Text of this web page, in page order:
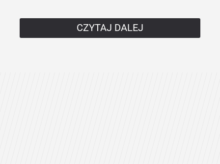
CZYTAJ DALEJ